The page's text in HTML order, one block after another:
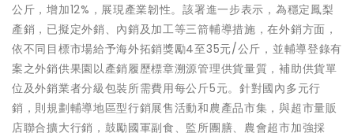
公斤，增加12%，展現產業韌性。該署進一步表示，為穩定鳳梨
產銷，已擬定外銷、內銷及加工等三箭輔導措施，在外銷方面，
依不同目標市場給予海外拓銷獎勵4至35元/公斤，並輔導登錄有
案之外銷供果園以產銷履歷標章溯源管理供貨量質，補助供貨單
位及外銷業者分級包裝所需費用每公斤5元。針對國內多元行
銷，則規劃輔導地區型行銷展售活動和農產品市集，與超市量販
店聯合擴大行銷，鼓勵國軍副食、監所團膳、農會超市加強採